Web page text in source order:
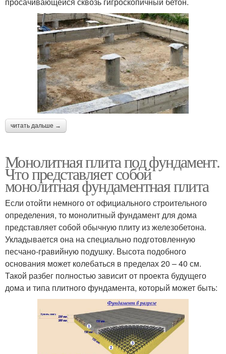
читать дальше →
Монолитная плита под фундамент.
Что представляет собой
монолитная фундаментная плита
Если отойти немного от официального строительного
определения, то монолитный фундамент для дома
представляет собой обычную плиту из железобетона.
Укладывается она на специально подготовленную
песчано-гравийную подушку. Высота подобного
основания может колебаться в пределах 20 – 40 см.
Такой разбег полностью зависит от проекта будущего
дома и типа плитного фундамента, который может быть: